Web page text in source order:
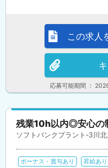
応募可能期間 ：
この求人
残業10h以内◎安心の
ソフトバンクプラント‐3川
ボーナス・賞与あり
昇給あり